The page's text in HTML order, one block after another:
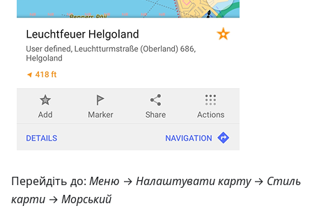
Перейдіть до: Меню → Налаштувати карту→ Стиль
карти → Морський